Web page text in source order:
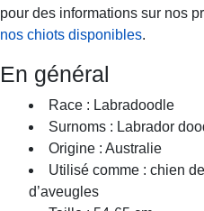
pour des informations sur nos
nos chiots disponibles.
En général
Race : Labradoodle
Surnoms : Labrador
Origine : Australie
Utilisé comme : chien
d’aveugles